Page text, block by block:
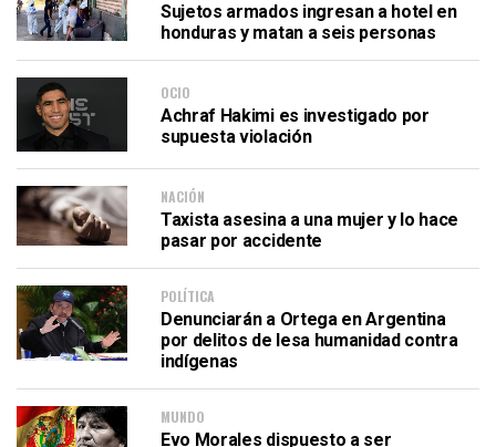
Sujetos armados ingresan a hotel en
honduras y matan a seis personas
OCIO
Achraf Hakimi es investigado por
supuesta violación
NACIÓN
Taxista asesina a una mujer y lo hace
pasar por accidente
POLÍTICA
Denunciarán a Ortega en Argentina
por delitos de lesa humanidad contra
indígenas
MUNDO
Evo Morales dispuesto a ser